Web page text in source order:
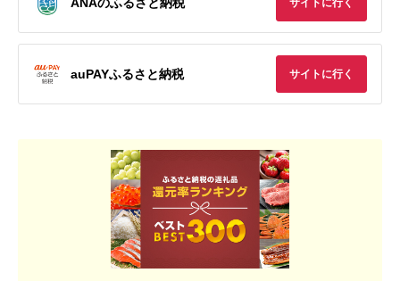
サイトに行く
auPAYふるさと納税 サイトに行く